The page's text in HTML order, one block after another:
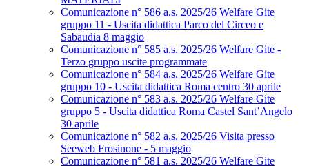
Comunicazione n° 586 a.s. 2025/26 Welfare Gite
gruppo 11 - Uscita didattica Parco del Circeo e
Sabaudia 8 maggio
Comunicazione n° 585 a.s. 2025/26 Welfare Gite -
Terzo gruppo uscite programmate
Comunicazione n° 584 a.s. 2025/26 Welfare Gite
gruppo 10 - Uscita didattica Roma centro 30 aprile
Comunicazione n° 583 a.s. 2025/26 Welfare Gite
gruppo 5 - Uscita didattica Roma Castel Sant’Angelo
30 aprile
Comunicazione n° 582 a.s. 2025/26 Visita presso
Seeweb Frosinone - 5 maggio
Comunicazione n° 581 a.s. 2025/26 Welfare Gite